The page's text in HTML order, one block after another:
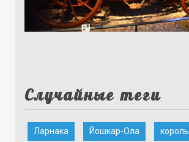
Случайные теги
Ларнака Йошкар-Ола король